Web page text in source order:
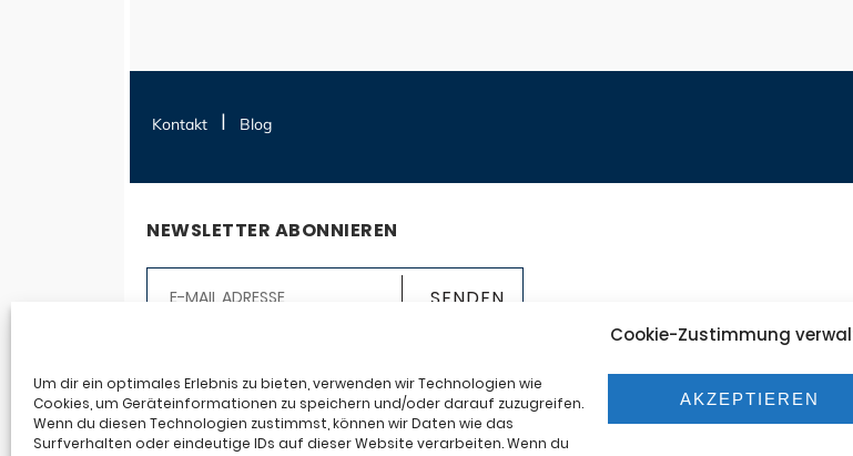
Cookie-Zustimmung
Um dir ein optimales Erlebnis zu bieten, verwenden wir Technologien wie
Cookies, um Geräteinformationen zu speichern und/oder darauf zuzugreifen.
Wenn du diesen Technologien zustimmst, können wir Daten wie das
Surfverhalten oder eindeutige IDs auf dieser Website verarbeiten. Wenn du
AKZEPTIEREN
Kontakt Blog
NEWSLETTER ABONNIEREN
abonnieren. Ich erhalte auf mich abgestimmte
Infos an die angegebene E-Mail-Adresse auf
Basis meiner Anmeldedaten und meines